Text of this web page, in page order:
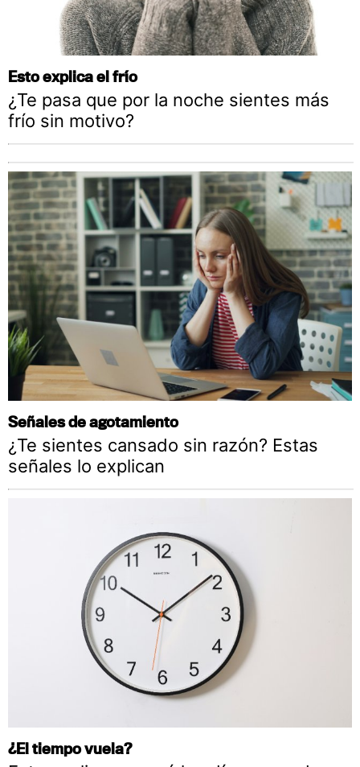
Esto explica el frío
¿Te pasa que por la noche sientes más
frío sin motivo?
Señales de agotamiento
¿Te sientes cansado sin razón? Estas
señales lo explican
¿El tiempo vuela?